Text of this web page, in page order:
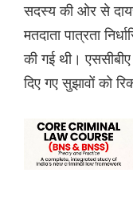
सदस्य की ओर से
मतदाता पात्रता
की गई थी।
दिए गए सुझावों को